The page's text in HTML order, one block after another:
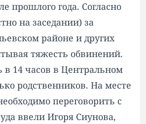
прошлого года. Согласно
на заседании) за
районе и других
тяжесть обвинений.
в 14 часов в Центральном
родственников. На месте
переговорить с
ввели Игоря Сиунова,